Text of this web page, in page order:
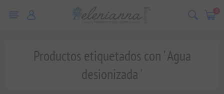
0
Productos etiquetados con ' Agua
desionizada '